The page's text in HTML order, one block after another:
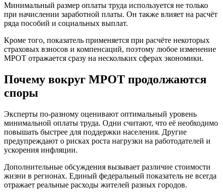
Минимальный размер оплаты труда используется не только
при начислении заработной платы. Он также влияет на расчёт
ряда пособий и социальных выплат.
Кроме того, показатель применяется при расчёте некоторых
страховых взносов и компенсаций, поэтому любое изменение
МРОТ отражается сразу на нескольких сферах экономики.
Почему вокруг МРОТ продолжаются
споры
Эксперты по-разному оценивают оптимальный уровень
минимальной оплаты труда. Одни считают, что её необходимо
повышать быстрее для поддержки населения. Другие
предупреждают о рисках роста нагрузки на работодателей и
ускорения инфляции.
Дополнительные обсуждения вызывает различие стоимости
жизни в регионах. Единый федеральный показатель не всегда
отражает реальные расходы жителей разных городов.